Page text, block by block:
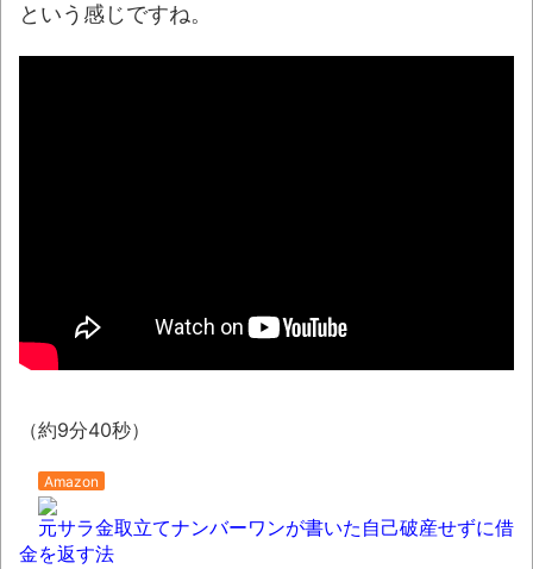
【珍事】サッカーの試合が原因で交通事故
が起きてしまう。NEW!
ったのに・・・」とのこと。
【衝撃】韓国で売っている目覚まし時計の
ムソフトCDの劣化について問題提起 他
という感じですね。
（約9分40秒）
Amazon
元サラ金取立てナンバーワンが書いた自己破産せずに借
金を返す法